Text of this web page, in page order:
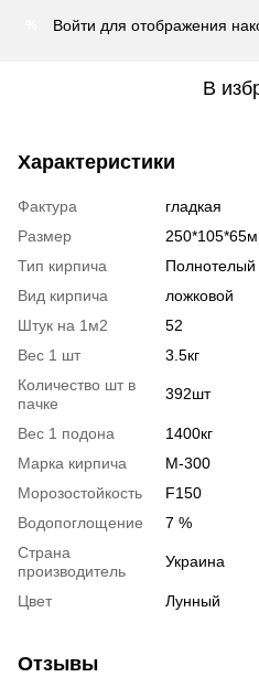
Войти для отображения
В
Характеристики
Фактура
гладкая
Размер
Тип кирпича
Полнотелый
Вид кирпича
ложковой
Штук на 1м2
52
Вес 1 шт
3.5кг
Количество шт в
пачке
392шт
Вес 1 подона
1400кг
Марка кирпича
М-300
Морозостойкость
F150
Водопоглощение
7 %
Страна
производитель
Украина
Цвет Лунный
Отзывы